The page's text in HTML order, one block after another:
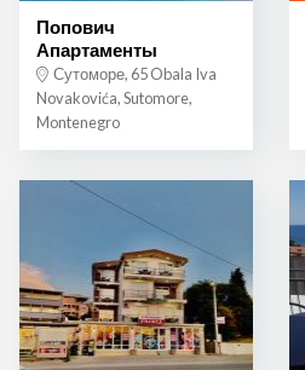
Попович
Апартаменты
Сутоморе, 65 Obala Iva
Novakovića, Sutomore,
Montenegro